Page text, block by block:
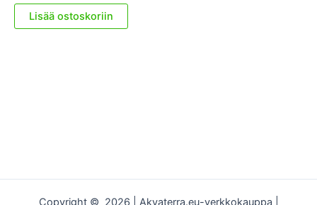
Lisää ostoskoriin
Copyright © 2026 | Akvaterra.eu-verkkokauppa |